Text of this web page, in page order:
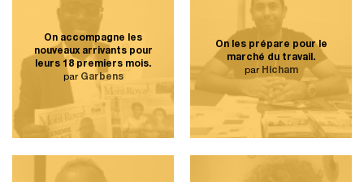
On accompagne les
nouveaux arrivants pour
leurs 18 premiers mois.
par Garbens
On les prépare pour le
marché du travail.
par Hicham